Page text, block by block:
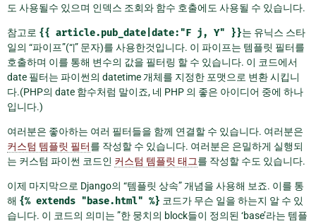
도 사용될수 있으며 인덱스 조회와 함수 호출에도 사용될 수 있습니다.
참고로 {{ article.pub_date|date:"F j, Y" }}는 유닉스 스타
일의 “파이프”(“|” 문자)를 사용한것입니다. 이 파이프는 템플릿 필터를
호출하며 이를 통해 변수의 값을 필터링 할 수 있습니다. 이 코드에서
date 필터는 파이썬의 datetime 개체를 지정한 포맷으로 변환 시킵니
다.(PHP의 date 함수처럼 말이죠, 네 PHP 의 좋은 아이디어 중에 하나
입니다.)
여러분은 좋아하는 여러 필터들을 함께 연결할 수 있습니다. 여러분은
커스텀 템플릿 필터를 작성할 수 있습니다. 여러분은 은밀하게 실행되
는 커스텀 파이썬 코드인 커스텀 템플릿 태그를 작성할 수도 있습니다.
이제 마지막으로 Django의 “템플릿 상속” 개념을 사용해 보죠. 이를 통
해 {% extends "base.html" %} 코드가 무슨 일을 하는지 알 수 있
습니다. 이 코드의 의미는 ”한 뭉치의 block들이 정의된 ‘base’라는 템플